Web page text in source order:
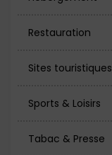
Restauration
Sites touristiques
Sports & Loisirs
Tabac & Presse